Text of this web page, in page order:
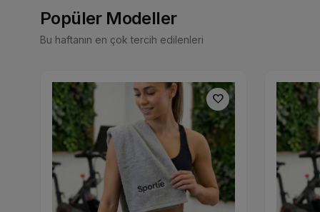
Popüler Modeller
Bu haftanın en çok tercih edilenleri
favorite